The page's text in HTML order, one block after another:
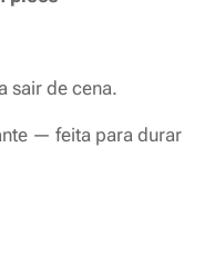
sair de cena.
— feita para durar